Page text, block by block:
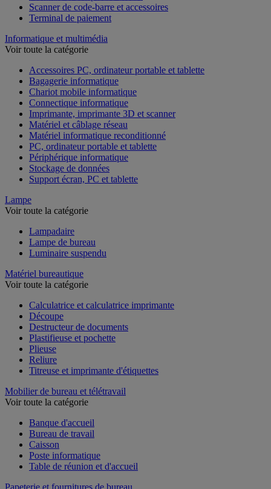
Scanner de code-barre et accessoires
Terminal de paiement
Informatique et multimédia
Voir toute la catégorie
Accessoires PC, ordinateur portable et tablette
Bagagerie informatique
Chariot mobile informatique
Connectique informatique
Imprimante, imprimante 3D et scanner
Matériel et câblage réseau
Matériel informatique reconditionné
PC, ordinateur portable et tablette
Périphérique informatique
Stockage de données
Support écran, PC et tablette
Lampe
Voir toute la catégorie
Lampadaire
Lampe de bureau
Luminaire suspendu
Matériel bureautique
Voir toute la catégorie
Calculatrice et calculatrice imprimante
Découpe
Destructeur de documents
Plastifieuse et pochette
Plieuse
Reliure
Titreuse et imprimante d'étiquettes
Mobilier de bureau et télétravail
Voir toute la catégorie
Banque d'accueil
Bureau de travail
Caisson
Poste informatique
Table de réunion et d'accueil
Papeterie et fournitures de bureau